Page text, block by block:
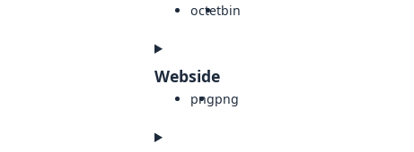
octetbin
Webside
pngpng